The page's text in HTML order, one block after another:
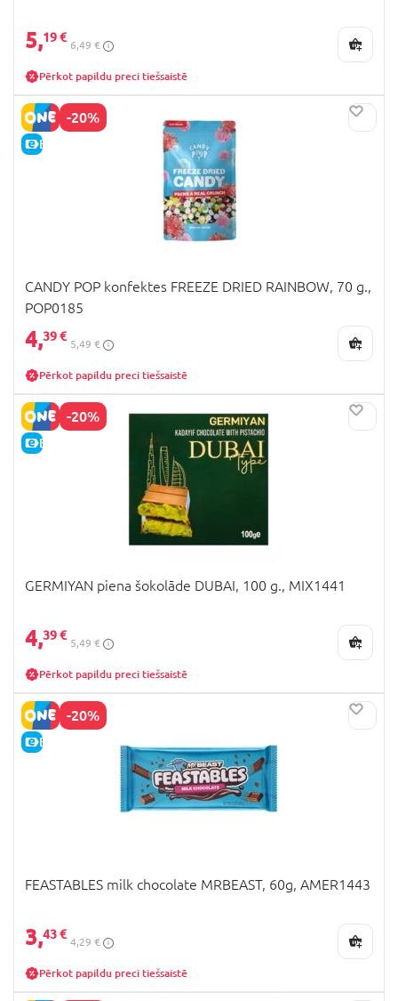
5,19 €
6,49 €
Pērkot papildu preci tiešsaistē
-20%
E-CENA
CANDY POP konfektes FREEZE DRIED RAINBOW, 70 g.,
POP0185
4,39 €
5,49 €
Pērkot papildu preci tiešsaistē
-20%
E-CENA
GERMIYAN piena šokolāde DUBAI, 100 g., MIX1441
4,39 €
5,49 €
Pērkot papildu preci tiešsaistē
-20%
E-CENA
FEASTABLES milk chocolate MRBEAST, 60g, AMER1443
3,43 €
4,29 €
Pērkot papildu preci tiešsaistē